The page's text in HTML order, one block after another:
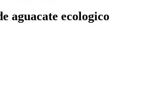
aguacate ecologico